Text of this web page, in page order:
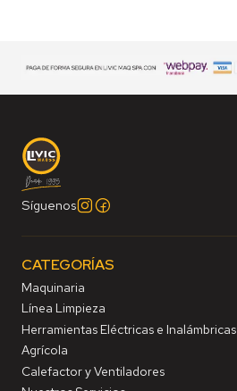
Síguenos
CATEGORÍAS
Maquinaria
Línea Limpieza
Herramientas Eléctricas e Inalámbricas
Agrícola
Calefactor y Ventiladores